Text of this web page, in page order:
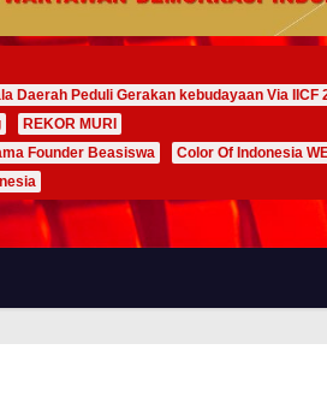
Daerah Peduli Gerakan kebudayaan Via IICF
REKOR MURI
Founder Beasiswa
Color Of Indonesia